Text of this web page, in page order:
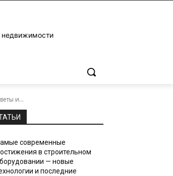
и...
современные
в строительном
— новые
и последние